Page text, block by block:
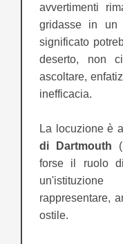
avvertimenti
gridasse in un
significato
deserto, non
ascoltare,
inefficacia.
La locuzione è
di Dartmouth
forse il ruolo
rappresentare,
ostile.